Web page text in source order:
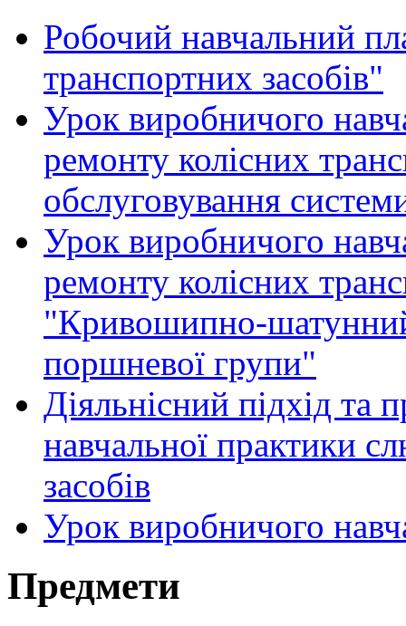
Робочий навчальний
транспортних засобів"
Урок виробничого
ремонту колісних
обслуговування
Урок виробничого
ремонту колісних
"Кривошипно-
поршневої групи"
Діяльнісний підхід та
навчальної практики
засобів
Урок виробничого
Предмети